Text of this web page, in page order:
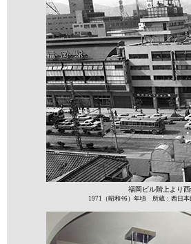
福岡ビル階上より
1971（昭和46）年頃 所蔵：西日本